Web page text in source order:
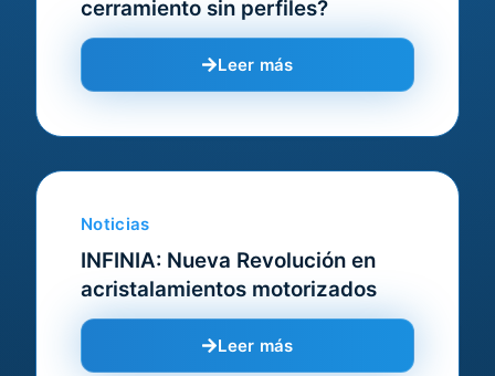
cerramiento sin perfiles?
Leer más
Noticias
INFINIA: Nueva Revolución en
acristalamientos motorizados
Leer más